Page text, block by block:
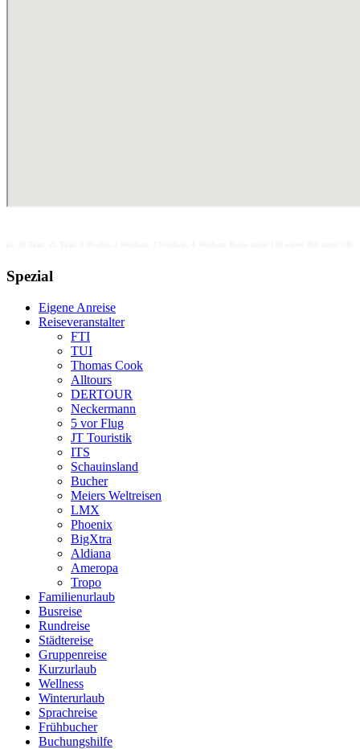
Spezial
Eigene Anreise
Reiseveranstalter
FTI
TUI
Thomas Cook
Alltours
DERTOUR
Neckermann
5 vor Flug
JT Touristik
ITS
Schauinsland
Bucher
Meiers Weltreisen
LMX
Phoenix
BigXtra
Aldiana
Ameropa
Tropo
Familienurlaub
Busreise
Rundreise
Städtereise
Gruppenreise
Kurzurlaub
Wellness
Winterurlaub
Sprachreise
Frühbucher
Buchungshilfe